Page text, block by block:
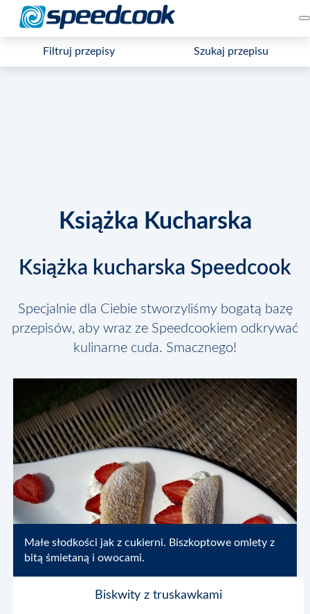
Filtruj przepisy Szukaj przepisu
Książka Kucharska
Książka kucharska Speedcook
Specjalnie dla Ciebie stworzyliśmy bogatą bazę
przepisów, aby wraz ze Speedcookiem odkrywać
kulinarne cuda. Smacznego!
Małe słodkości jak z cukierni. Biszkoptowe omlety z
bitą śmietaną i owocami.
Biskwity z truskawkami